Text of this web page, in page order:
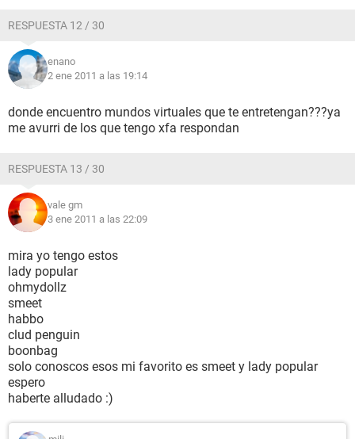
RESPUESTA 12 / 30
enano
2 ene 2011 a las 19:14
donde encuentro mundos virtuales que te entretengan???ya
me avurri de los que tengo xfa respondan
RESPUESTA 13 / 30
vale gm
3 ene 2011 a las 22:09
mira yo tengo estos
lady popular
ohmydollz
smeet
habbo
clud penguin
boonbag
solo conoscos esos mi favorito es smeet y lady popular
espero
haberte alludado :)